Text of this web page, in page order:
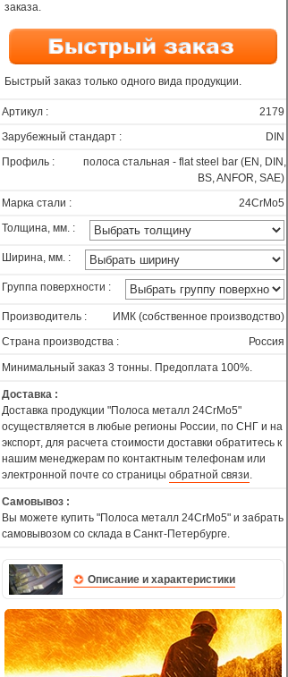
заказа.
Быстрый заказ только одного вида продукции.
Артикул :
2179
Зарубежный стандарт :
DIN
Профиль :
полоса стальная - flat steel bar (EN, DIN,
BS, ANFOR, SAE)
Марка стали :
24CrMo5
Толщина, мм. :
Ширина, мм. :
Группа поверхности :
Производитель :
ИМК (собственное производство)
Страна производства :
Россия
Минимальный заказ 3 тонны. Предоплата 100%.
Доставка :
Доставка продукции "Полоса металл 24CrMo5"
осуществляется в любые регионы России, по СНГ и на
экспорт, для расчета стоимости доставки обратитесь к
нашим менеджерам по контактным телефонам или
электронной почте со страницы обратной связи.
Самовывоз :
Вы можете купить "Полоса металл 24CrMo5" и забрать
самовывозом со склада в Санкт-Петербурге.
Описание и характеристики